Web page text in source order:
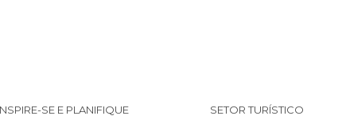
SE E PLANIFIQUE SETOR TURÍSTICO